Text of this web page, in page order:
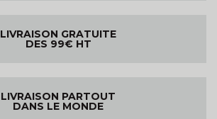
LIVRAISON GRATUITE
DES 99€ HT
LIVRAISON PARTOUT
DANS LE MONDE